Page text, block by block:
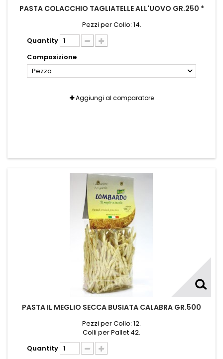
PASTA COLACCHIO TAGLIATELLE ALL'UOVO GR.250 *
Pezzi per Collo: 14.
Quantity
Composizione
Pezzo
Aggiungi al comparatore
PASTA IL MEGLIO SECCA BUSIATA CALABRA GR.500
Pezzi per Collo: 12.
Colli per Pallet 42.
Quantity